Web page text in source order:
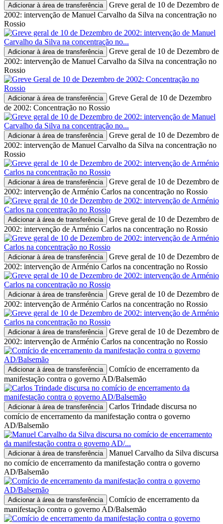
Adicionar à área de transferência
Greve geral de 10 de Dezembro de
2002: intervenção de Manuel Carvalho da Silva na concentração no
Rossio
Adicionar à área de transferência
Greve geral de 10 de Dezembro de
2002: intervenção de Manuel Carvalho da Silva na concentração no
Rossio
Adicionar à área de transferência
Greve Geral de 10 de Dezembro
de 2002: Concentração no Rossio
Adicionar à área de transferência
Greve geral de 10 de Dezembro de
2002: intervenção de Manuel Carvalho da Silva na concentração no
Rossio
Adicionar à área de transferência
Greve geral de 10 de Dezembro de
2002: intervenção de Arménio Carlos na concentração no Rossio
Adicionar à área de transferência
Greve geral de 10 de Dezembro de
2002: intervenção de Arménio Carlos na concentração no Rossio
Adicionar à área de transferência
Greve geral de 10 de Dezembro de
2002: intervenção de Arménio Carlos na concentração no Rossio
Adicionar à área de transferência
Greve geral de 10 de Dezembro de
2002: intervenção de Arménio Carlos na concentração no Rossio
Adicionar à área de transferência
Greve geral de 10 de Dezembro de
2002: intervenção de Arménio Carlos na concentração no Rossio
Adicionar à área de transferência
Comício de encerramento da
manifestação contra o governo AD/Balsemão
Adicionar à área de transferência
Carlos Trindade discursa no
comício de encerramento da manifestação contra o governo
AD/Balsemão
Adicionar à área de transferência
Manuel Carvalho da Silva discursa
no comício de encerramento da manifestação contra o governo
AD/Balsemão
Adicionar à área de transferência
Comício de encerramento da
manifestação contra o governo AD/Balsemão